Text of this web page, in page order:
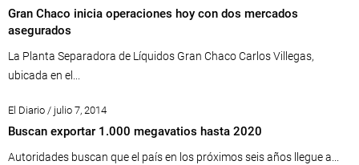
Gran Chaco inicia operaciones hoy con dos mercados
asegurados
La Planta Separadora de Líquidos Gran Chaco Carlos Villegas,
ubicada en el...
El Diario / julio 7, 2014
Buscan exportar 1.000 megavatios hasta 2020
Autoridades buscan que el país en los próximos seis años llegue a...